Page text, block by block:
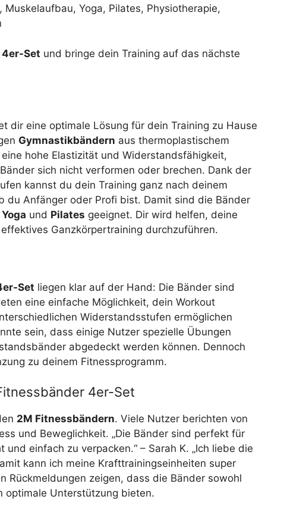
Muskelaufbau, Yoga, Pilates, Physiotherapie,
Set und bringe dein Training auf das nächste
dir eine optimale Lösung für dein Training zu Hause
Gymnastikbändern aus thermoplastischem
hohe Elastizität und Widerstandsfähigkeit,
sich nicht verformen oder brechen. Dank der
kannst du dein Training ganz nach deinem
du Anfänger oder Profi bist. Damit sind die Bänder
Yoga und Pilates geeignet. Dir wird helfen, deine
Ganzkörpertraining durchzuführen.
Set liegen klar auf der Hand: Die Bänder sind
eine einfache Möglichkeit, dein Workout
Widerstandsstufen ermöglichen
sein, dass einige Nutzer spezielle Übungen
abgedeckt werden können. Dennoch
zu deinem Fitnessprogramm.
4er-Set
2M Fitnessbändern. Viele Nutzer berichten von
und Beweglichkeit. „Die Bänder sind perfekt für
einfach zu verpacken.“ – Sarah K. „Ich liebe die
kann ich meine Krafttrainingseinheiten super
Rückmeldungen zeigen, dass die Bänder sowohl
optimale Unterstützung bieten.